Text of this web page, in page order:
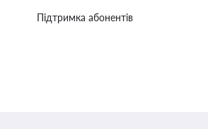
Підтримка абонентів